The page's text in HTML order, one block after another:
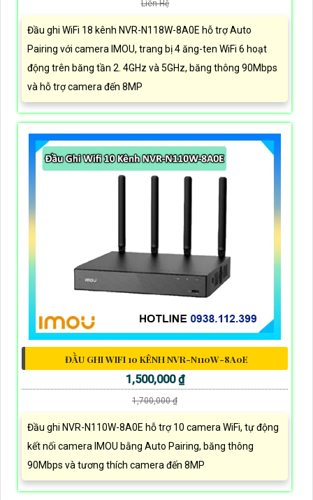
Liên Hệ
Đầu ghi WiFi 18 kênh NVR-N118W-8A0E hỗ trợ Auto
Pairing với camera IMOU, trang bị 4 ăng-ten WiFi 6 hoạt
động trên băng tần 2. 4GHz và 5GHz, băng thông 90Mbps
và hỗ trợ camera đến 8MP
ĐẦU GHI WIFI 10 KÊNH NVR-N110W-8A0E
1,500,000 ₫
1,700,000 ₫
Đầu ghi NVR-N110W-8A0E hỗ trợ 10 camera WiFi, tự động
kết nối camera IMOU bằng Auto Pairing, băng thông
90Mbps và tương thích camera đến 8MP